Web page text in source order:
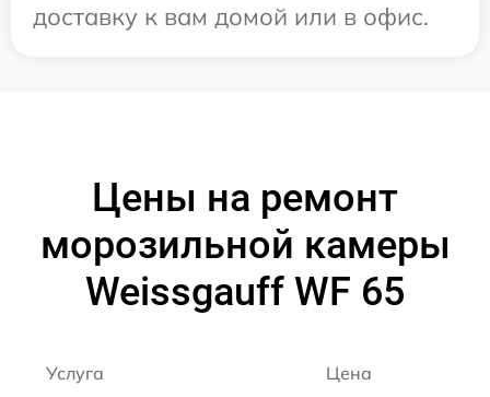
доставку к вам домой или в офис.
Цены на ремонт
морозильной камеры
Weissgauff WF 65
Услуга Цена